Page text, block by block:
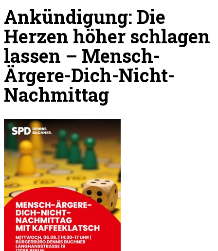
Ankündigung: Die
Herzen höher schlagen
lassen – Mensch-
Ärgere-Dich-Nicht-
Nachmittag